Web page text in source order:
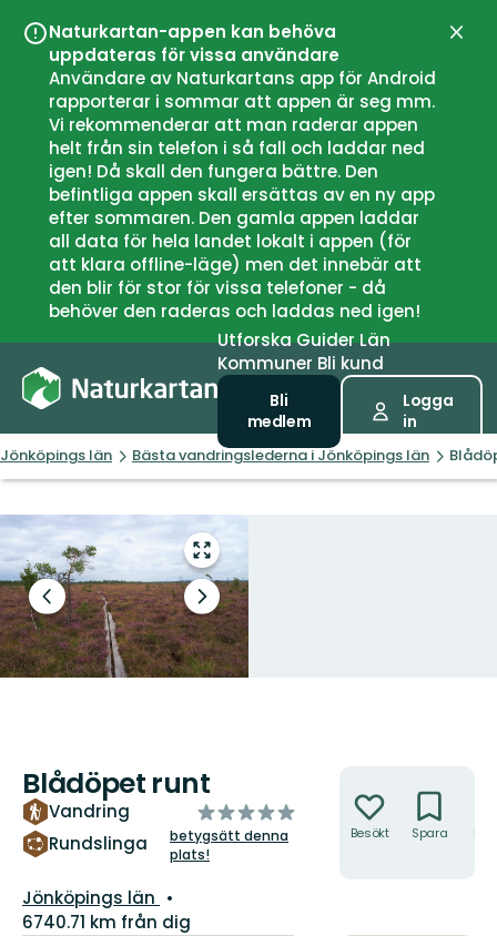
Naturkartan-appen kan behöva
uppdateras för vissa användare
Användare av Naturkartans app för Android
rapporterar i sommar att appen är seg mm.
Vi rekommenderar att man raderar appen
helt från sin telefon i så fall och laddar ned
igen! Då skall den fungera bättre. Den
befintliga appen skall ersättas av en ny app
efter sommaren. Den gamla appen laddar
all data för hela landet lokalt i appen (för
att klara offline-läge) men det innebär att
den blir för stor för vissa telefoner - då
behöver den raderas och laddas ned igen!
UtforskaGuiderLän
Kommuner Bli kund
Bli
medlem
Logga
in
Jönköpings län Bästa vandringslederna i Jönköpings län
Gå
till
helskärmsläge
Föregående
bild
Nästa
bildspel
Blådöpet runt
Vandring
Rundslinga
av
5
stjärnor
betygsätt denna
plats!
Län:
Jönköpings län
6740.71 km från dig
Besökt Spara